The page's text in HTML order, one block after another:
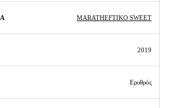
MARATHEFTIKO SWEET
2019
Ερυθρός